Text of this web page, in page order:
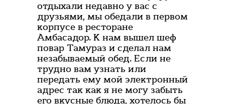
отдыхали недавно у вас с
друзьями, мы обедали в первом
корпусе в ресторане
Амбасадор. К нам вышел шеф
повар Тамураз и сделал нам
незабываемый обед. Если не
трудно вам узнать или
передать ему мой электронный
адрес так как я не могу забыть
его вкусные блюда, хотелось бы